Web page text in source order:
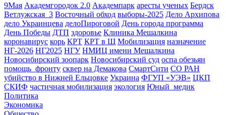
9Мая Академгородок 2.0 Академпарк аресты ученых Бердск
Ветлужская_3 Восточный обход выборы-2025 Дело Архипова
дело Украинцева делоПироговой День города программа
День Победы ДТП здоровье Клиника Мешалкина
коронавирус корь КРТ КРТ в Щ Мобилизация назначение
НГ-2026 НГ2025 НГУ НМИЦ имени Мешалкина
Новосибирский зоопарк Новосибирский суд оспа обезьян
помощь_фронту сквер на Демакова СмартСити СО РАН
убийство в Нижней Ельцовке Украина ФГУП «УЭВ» ЦКП
СКИФ частичная мобилизация экология Юный_медик
Политика
Экономика